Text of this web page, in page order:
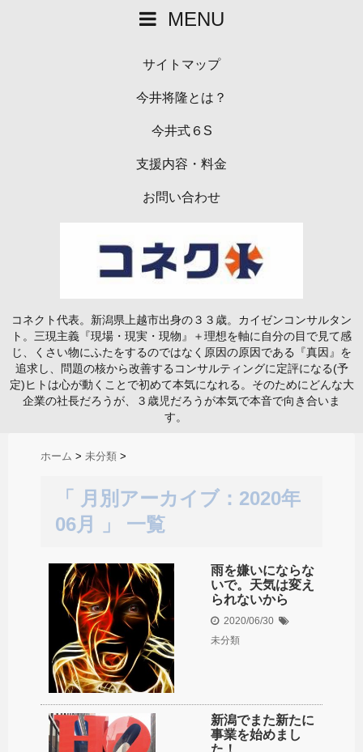
MENU
サイトマップ
今井将隆とは？
今井式６S
支援内容・料金
お問い合わせ
コネクト代表。新潟県上越市出身の３３歳。カイゼンコンサルタン
ト。三現主義『現場・現実・現物』＋理想を軸に自分の目で見て感
じ、くさい物にふたをするのではなく原因の原因である『真因』を
追求し、問題の核から改善するコンサルティングに定評になる(予
定)ヒトは心が動くことで初めて本気になれる。そのためにどんな大
企業の社長だろうが、３歳児だろうが本気で本音で向き合いま
す。
ホーム > 未分類 >
「 月別アーカイブ：2020年
06月 」 一覧
雨を嫌いにならな
いで。天気は変え
られないから
2020/06/30
未分類
新潟でまた新たに
事業を始めまし
た！